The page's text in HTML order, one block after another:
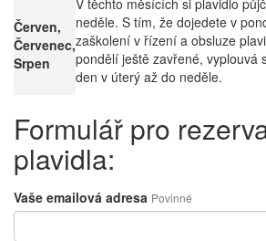
Červen,
Červenec,
Srpen
V těchto měsících si plavidlo
neděle. S tím, že dojedete v
zaškolení v řízení a obsluze
pondělí ještě zavřené, vyplouvá
den v úterý až do neděle.
Formulář pro
plavidla:
Vaše emailová adresa Povinné